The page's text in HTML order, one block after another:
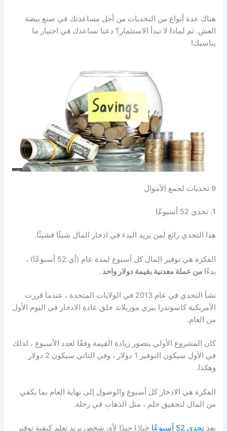
هناك عدة أنواع من التحديات من أجل مساعدتك في صنع بيضة
العش. ثم لماذا لا تبدأ الاستثمار؟ دعنا نساعدك في اختيار ما
يناسبك!
9 تحديات لجمع الأموال
1. تحدي 52 أسبوعًا
هذا التحدي رائع لمن يريد البدء في ادخار المال شيئًا فشيئًا.
الفكرة هي توفير المال كل أسبوع لمدة عام (أي 52 أسبوعًا) ،
بدءًامن عملة معدنية بقيمة دولار واحد .
نشأ التحدي في عام 2013 في الولايات المتحدة ، عندما قررت
الأمريكية كاسوندرا بيري موريلاند خلق عادة الادخار في اليوم الأول
من العام.
كان المشروع الأولي يتصور زيادة القيمة وفقًا لعدد الأسبوع ، لذلك
في الأول سيكون التوفير 1 دولار ، وفي الثاني سيكون 2 دولار
وهكذا.
الفكرة هي الادخار كل أسبوع والوصول إلى نهاية العام بما يكفي
من المال لتحقيق حلم ، مثل الذهاب في رحلة.
يعدتحدي 52 أسبوعًا خيارًا جيدًا لأي شخص يريد تعلم كيفية توفير